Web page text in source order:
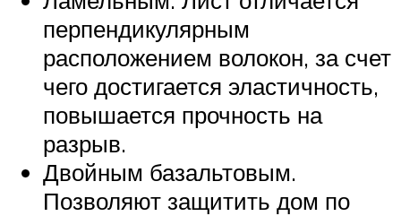
перпендикулярным
расположением волокон, за счет
чего достигается эластичность,
повышается прочность на
разрыв.
Двойным базальтовым.
Позволяют защитить дом по